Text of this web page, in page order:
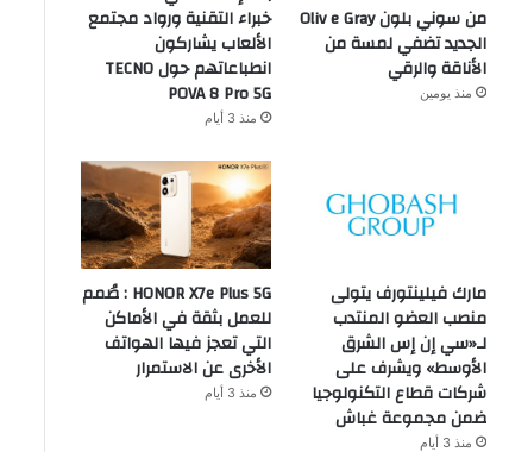
من سوني بلون Oliv e Gray
الجديد تضفي لمسة من
الأناقة والرقي
منذ يومين
خبراء التقنية ورواد مجتمع
الألعاب يشاركون
انطباعاتهم حول TECNO
POVA 8 Pro 5G
منذ 3 أيام
مارك فيلينتورف يتولى
منصب العضو المنتدب
لـ«سي إن إس الشرق
الأوسط» ويشرف على
شركات قطاع التكنولوجيا
ضمن مجموعة غباش
منذ 3 أيام
HONOR X7e Plus 5G : صُمم
للعمل بثقة في الأماكن
التي تعجز فيها الهواتف
الأخرى عن الاستمرار
منذ 3 أيام